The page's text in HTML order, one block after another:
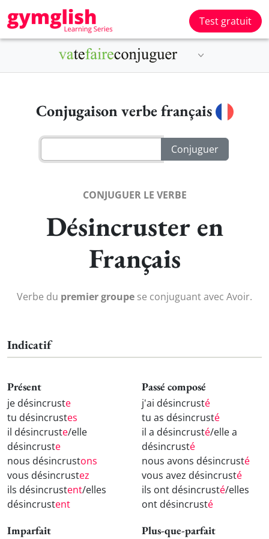
Test gratuit
Conjugaison verbe français
CONJUGUER LE VERBE
Désincruster en
Français
Verbe du premier groupe se conjuguant avec Avoir.
Indicatif
Présent
je désincruste
tu désincrustes
il désincruste/elle
désincruste
nous désincrustons
vous désincrustez
ils désincrustent/elles
désincrustent
Passé composé
j'ai désincrusté
tu as désincrusté
il a désincrusté/elle a
désincrusté
nous avons désincrusté
vous avez désincrusté
ils ont désincrusté/elles
ont désincrusté
Imparfait Plus-que-parfait